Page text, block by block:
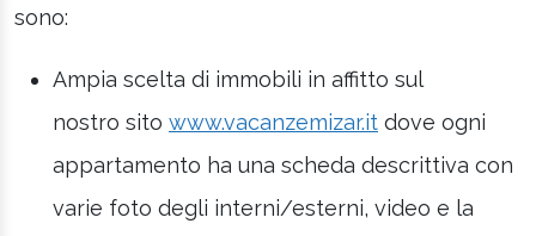
sono:
Ampia scelta di immobili in affitto sul
nostro sito www.vacanzemizar.it dove ogni
appartamento ha una scheda descrittiva con
varie foto degli interni/esterni, video e la